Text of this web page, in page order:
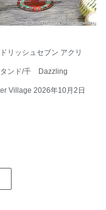
リッシュセブン アクリ
タンド/千 Dazzling
Village 2026年10月2日